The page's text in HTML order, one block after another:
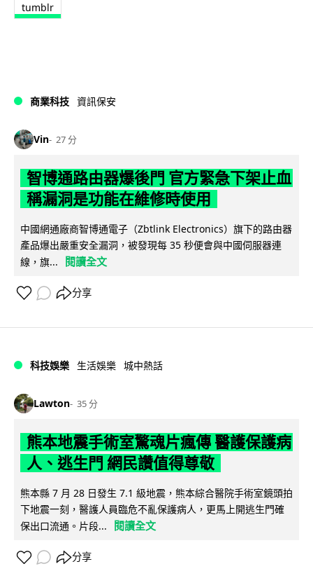
tumblr
商業科技 資訊保安
Vin 27 分
智博通路由器爆後門 官方緊急下架止血
稱漏洞是功能在維修時使用
中國網通廠商智博通電子（Zbtlink Electronics）旗下的路由器
產品爆出嚴重安全漏洞，被發現每 35 秒便會與中國伺服器連
線，旗...
閱讀全文
分享
科技娛樂 生活娛樂 城中熱話
Lawton 35 分
熊本地震手術室驚魂片瘋傳 醫護保護病
人、逃生門 網民讚值得尊敬
熊本縣 7 月 28 日發生 7.1 級地震，熊本綜合醫院手術室鏡頭拍
下地震一刻，醫護人員臨危不亂保護病人，更馬上開逃生門確
保出口流通。片段...
閱讀全文
分享